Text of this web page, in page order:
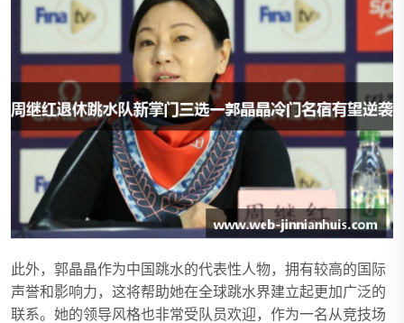
此外，郭晶晶作为中国跳水的代表性人物，拥有较高的国际
声誉和影响力，这将帮助她在全球跳水界建立起更加广泛的
联系。她的领导风格也非常受队员欢迎，作为一名从竞技场